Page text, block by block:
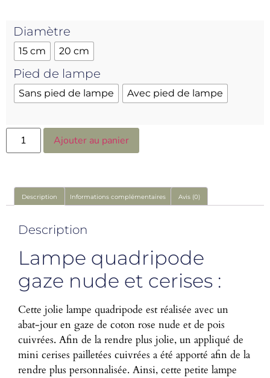
Diamètre
15 cm 20 cm
Pied de lampe
Sans pied de lampe Avec pied de lampe
Ajouter au panier
Description Informations complémentaires Avis (0)
Description
Lampe quadripode
gaze nude et cerises :
Cette jolie lampe quadripode est réalisée avec un
abat-jour en gaze de coton rose nude et de pois
cuivrées. Afin de la rendre plus jolie, un appliqué de
mini cerises pailletées cuivrées a été apporté afin de la
rendre plus personnalisée. Ainsi, cette petite lampe